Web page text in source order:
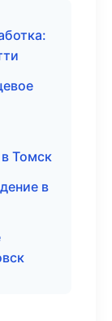
Томск
в